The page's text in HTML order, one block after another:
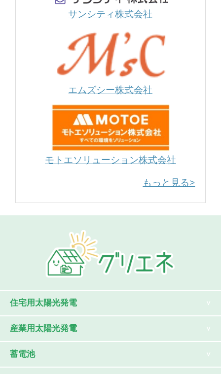
サンシティ株式会社
エムズシー株式会社
モトエソリューション株式会社
もっと見る>
住宅用太陽光発電
産業用太陽光発電
蓄電池